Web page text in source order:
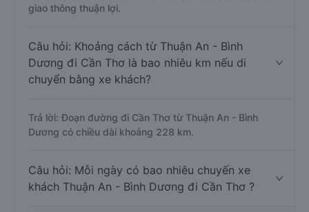
giao thông thuận lợi.
Câu hỏi: Khoảng cách từ Thuận An - Bình
Dương đi Cần Thơ là bao nhiêu km nếu di
chuyển bằng xe khách?
Trả lời: Đoạn đường đi Cần Thơ từ Thuận An - Bình
Dương có chiều dài khoảng 228 km.
Câu hỏi: Mỗi ngày có bao nhiêu chuyến xe
khách Thuận An - Bình Dương đi Cần Thơ ?